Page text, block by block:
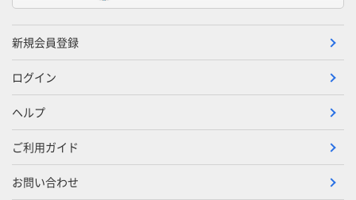
新規会員登録
ログイン
ヘルプ
ご利用ガイド
お問い合わせ